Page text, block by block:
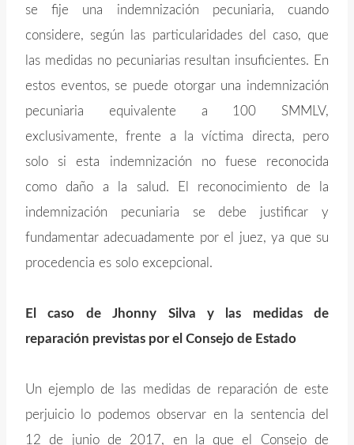
se fije una indemnización pecuniaria, cuando
considere, según las particularidades del caso, que
las medidas no pecuniarias resultan insuficientes. En
estos eventos, se puede otorgar una indemnización
pecuniaria equivalente a 100 SMMLV,
exclusivamente, frente a la víctima directa, pero
solo si esta indemnización no fuese reconocida
como daño a la salud. El reconocimiento de la
indemnización pecuniaria se debe justificar y
fundamentar adecuadamente por el juez, ya que su
procedencia es solo excepcional.
El caso de Jhonny Silva y las medidas de
reparación previstas por el Consejo de Estado
Un ejemplo de las medidas de reparación de este
perjuicio lo podemos observar en la sentencia del
12 de junio de 2017, en la que el Consejo de